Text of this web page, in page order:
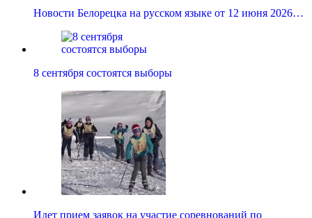
Новости Белорецка на русском языке от 12 июня 2026…
8 сентября состоятся выборы
Идет прием заявок на участие соревнований по